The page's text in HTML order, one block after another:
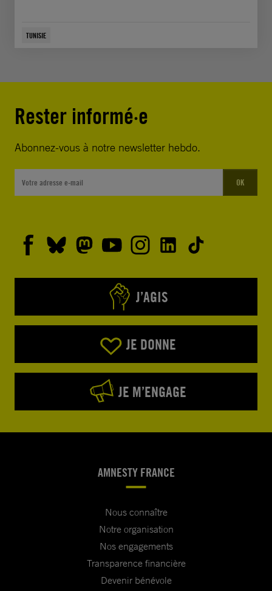
TUNISIE
Rester informé·e
Abonnez-vous à notre newsletter hebdo.
OK
J’AGIS
JE DONNE
JE M’ENGAGE
AMNESTY FRANCE
Nous connaître
Notre organisation
Nos engagements
Transparence financière
Devenir bénévole